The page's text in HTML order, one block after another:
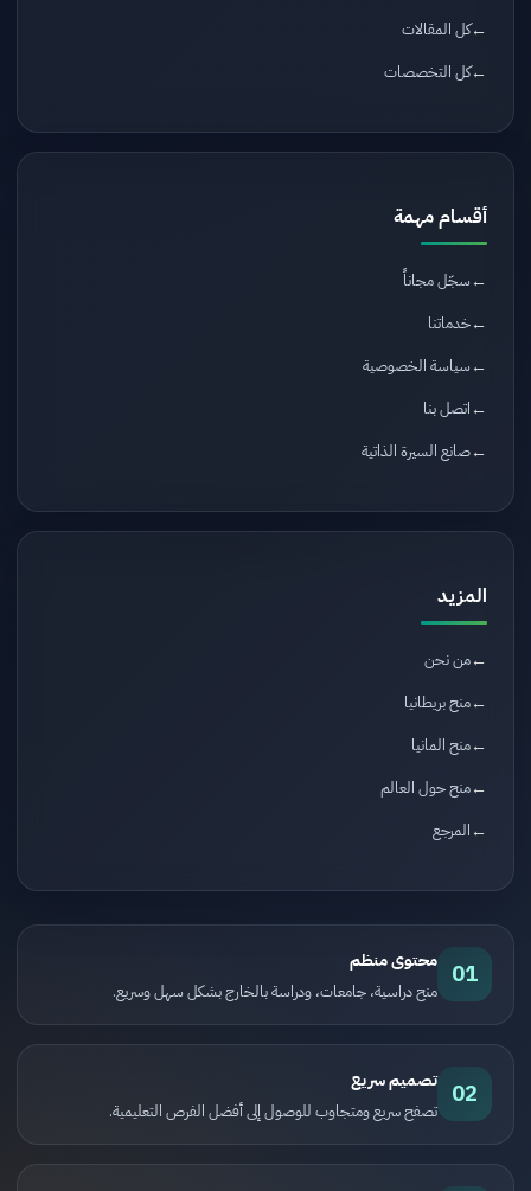
كل المقالات
كل التخصصات
أقسام مهمة
سجّل مجاناً
خدماتنا
سياسة الخصوصية
اتصل بنا
صانع السيرة الذاتية
المزيد
من نحن
منح بريطانيا
منح المانيا
منح حول العالم
المرجع
01 محتوى منظم
منح دراسية، جامعات، ودراسة بالخارج بشكل سهل وسريع.
02 تصميم سريع
تصفح سريع ومتجاوب للوصول إلى أفضل الفرص التعليمية.